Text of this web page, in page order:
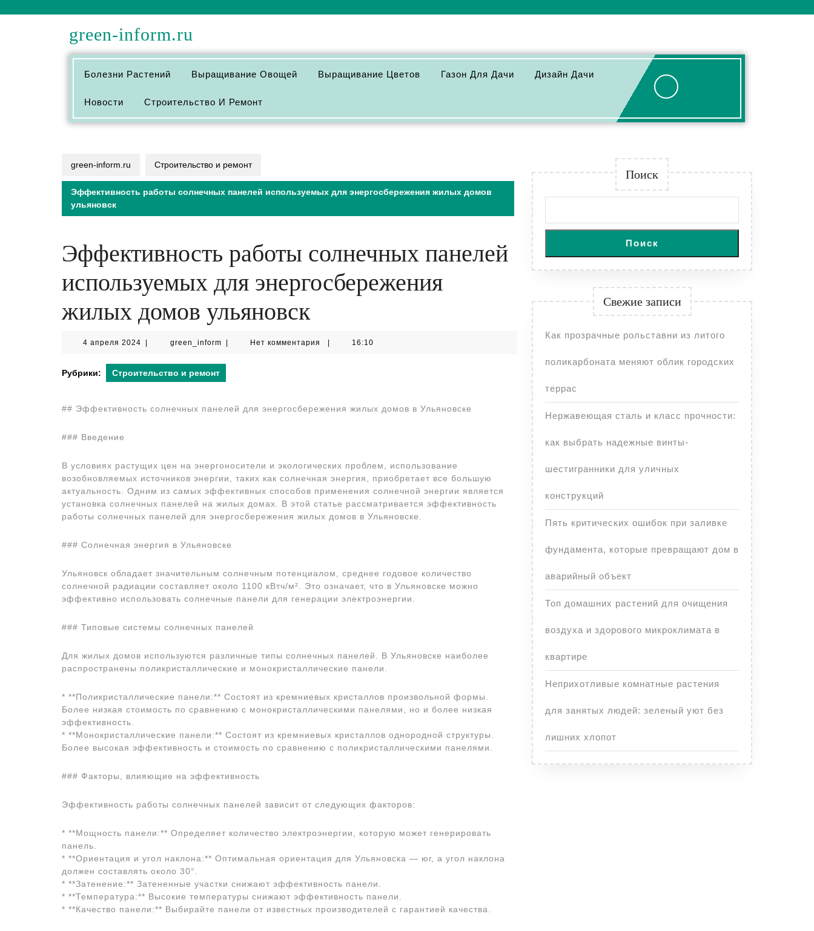
green-inform.ru
Болезни Растений Выращивание Овощей Выращивание Цветов Газон Для Дачи Дизайн Дачи
Новости Строительство И Ремонт
green-inform.ru Строительство и ремонт
Эффективность работы солнечных панелей используемых для энергосбережения жилых домов
ульяновск
Эффективность работы солнечных панелей
используемых для энергосбережения
жилых домов ульяновск
4 апреля 2024
2024
green_informgreen_informНет комментария 16:10
Рубрики: Строительство и ремонт
## Эффективность солнечных панелей для энергосбережения жилых домов в Ульяновске
### Введение
В условиях растущих цен на энергоносители и экологических проблем, использование
возобновляемых источников энергии, таких как солнечная энергия, приобретает все большую
актуальность. Одним из самых эффективных способов применения солнечной энергии является
установка солнечных панелей на жилых домах. В этой статье рассматривается эффективность
работы солнечных панелей для энергосбережения жилых домов в Ульяновске.
### Солнечная энергия в Ульяновске
Ульяновск обладает значительным солнечным потенциалом, среднее годовое количество
солнечной радиации составляет около 1100 кВтч/м². Это означает, что в Ульяновске можно
эффективно использовать солнечные панели для генерации электроэнергии.
### Типовые системы солнечных панелей
Для жилых домов используются различные типы солнечных панелей. В Ульяновске наиболее
распространены поликристаллические и монокристаллические панели.
* **Поликристаллические панели:** Состоят из кремниевых кристаллов произвольной формы.
Более низкая стоимость по сравнению с монокристаллическими панелями, но и более низкая
эффективность.
* **Монокристаллические панели:** Состоят из кремниевых кристаллов однородной структуры.
Более высокая эффективность и стоимость по сравнению с поликристаллическими панелями.
### Факторы, влияющие на эффективность
Эффективность работы солнечных панелей зависит от следующих факторов:
* **Мощность панели:** Определяет количество электроэнергии, которую может генерировать
панель.
* **Ориентация и угол наклона:** Оптимальная ориентация для Ульяновска — юг, а угол наклона
должен составлять около 30°.
* **Затенение:** Затененные участки снижают эффективность панели.
* **Температура:** Высокие температуры снижают эффективность панели.
* **Качество панели:** Выбирайте панели от известных производителей с гарантией качества.
Поиск
Поиск
Свежие записи
Как прозрачные рольставни из литого
поликарбоната меняют облик городских
террас
Нержавеющая сталь и класс прочности:
как выбрать надежные винты-
шестигранники для уличных
конструкций
Пять критических ошибок при заливке
фундамента, которые превращают дом в
аварийный объект
Топ домашних растений для очищения
воздуха и здорового микроклимата в
квартире
Неприхотливые комнатные растения
для занятых людей: зеленый уют без
лишних хлопот